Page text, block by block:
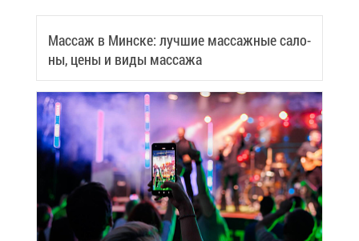
Мас­саж в Мин­ске: луч­шие мас­саж­ные са­ло­
ны, це­ны и ви­ды мас­са­жа